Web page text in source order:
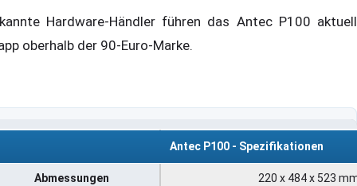
Hardware-Händler führen das Antec P100 aktuell
oberhalb der 90-Euro-Marke.
Antec P100 - Spezifikationen
Abmessungen 220 x 484 x 523